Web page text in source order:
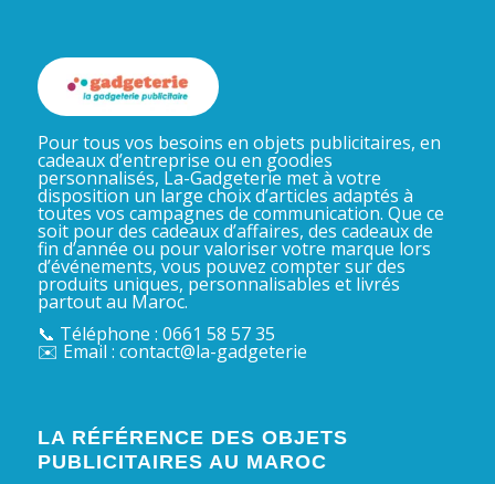
Pour tous vos besoins en objets publicitaires, en
cadeaux d’entreprise ou en goodies
personnalisés, La-Gadgeterie met à votre
disposition un large choix d’articles adaptés à
toutes vos campagnes de communication. Que ce
soit pour des cadeaux d’affaires, des cadeaux de
fin d’année ou pour valoriser votre marque lors
d’événements, vous pouvez compter sur des
produits uniques, personnalisables et livrés
partout au Maroc.
📞 Téléphone : 0661 58 57 35
✉️ Email : contact@la-gadgeterie
LA RÉFÉRENCE DES OBJETS
PUBLICITAIRES AU MAROC